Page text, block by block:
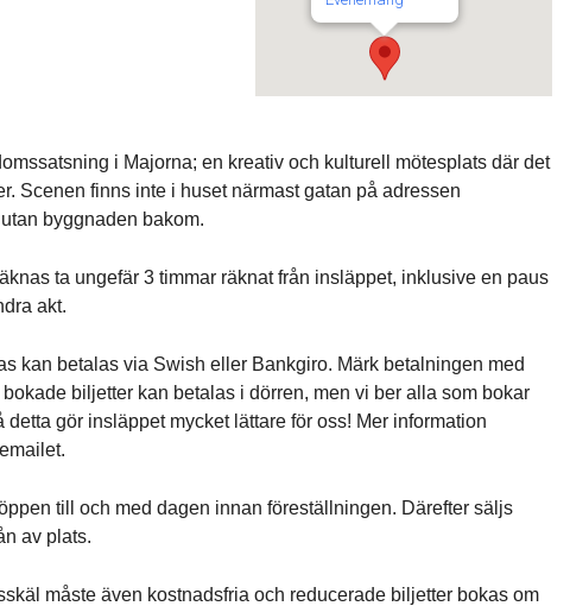
i Majorna; en kreativ och kulturell mötesplats där det
Scenen finns inte i huset närmast gatan på adressen
byggnaden bakom.
ta ungefär 3 timmar räknat från insläppet, inklusive en paus
akt.
kan betalas via Swish eller Bankgiro. Märk betalningen med
biljetter kan betalas i dörren, men vi ber alla som bokar
detta gör insläppet mycket lättare för oss! Mer information
till och med dagen innan föreställningen. Därefter säljs
av plats.
måste även kostnadsfria och reducerade biljetter bokas om